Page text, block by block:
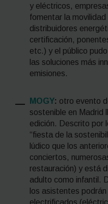
y eléctricos,
fomentar la
distribuidores
certificación,
etc.) y el público
las soluciones más
emisiones.
MOGY: otro evento
sostenible en Madrid
edición. Descrito por
“fiesta de la
lúdico que los
conciertos,
restauración) y está
adulto como infantil.
los asistentes